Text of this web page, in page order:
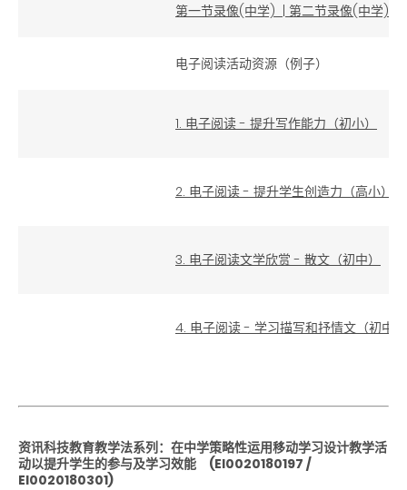
第一节录像(中学) | 第二节录像(中学)
电子阅读活动资源（例子）
1. 电子阅读 - 提升写作能力（初小）
2. 电子阅读 - 提升学生创造力（高小）
3. 电子阅读文学欣赏 - 散文（初中）
4. 电子阅读 - 学习描写和抒情文（初中）
资讯科技教育教学法系列：在中学策略性运用移动学习设计教学活
动以提升学生的参与及学习效能 (EI0020180197 /
EI0020180301)